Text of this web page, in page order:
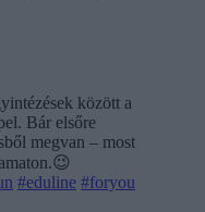
között a
Bár elsőre
megvan – most
#eduline #foryou